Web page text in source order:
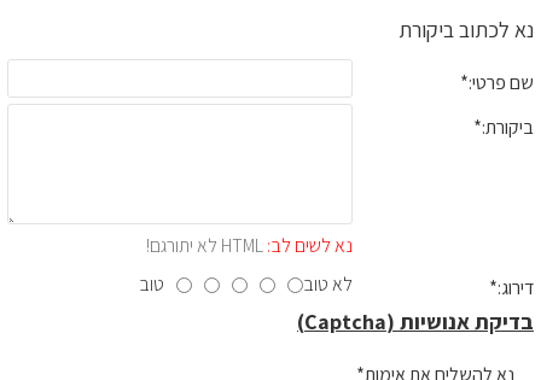
נא לכתוב ביקורת
שם פרטי:
ביקורת:
נא לשים לב:
דירוג:
לא טוב טוב
בדיקת אנושיות (Captcha)
נא להשלים את אימות